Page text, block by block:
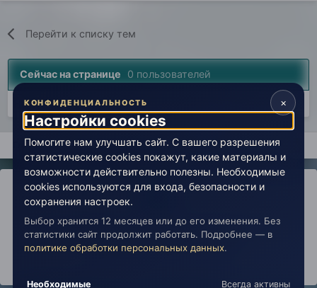
Перейти к списку тем
Сейчас на странице 0 пользователей
Нет пользователей, просматривающих эту страницу.
Главная Вселенная Живой Эзотерики Экстрасенсорика,
IPS ThemebyIPSFocus
Политика конфиденциальности
Обратная связь
Настройки cookies
copyright © 2026 Живая Эзотерика
×
КОНФИДЕНЦИАЛЬНОСТЬ
Настройки cookies
Помогите нам улучшать сайт. С вашего разрешения
статистические cookies покажут, какие материалы и
возможности действительно полезны. Необходимые
cookies используются для входа, безопасности и
сохранения настроек.
Выбор хранится 12 месяцев или до его изменения. Без
статистики сайт продолжит работать. Подробнее — в
политике обработки персональных данных.
Необходимые Всегда активны